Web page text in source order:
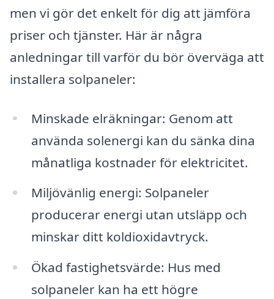
men vi gör det enkelt för dig att jämföra
priser och tjänster. Här är några
anledningar till varför du bör överväga att
installera solpaneler:
Minskade elräkningar: Genom att
använda solenergi kan du sänka dina
månatliga kostnader för elektricitet.
Miljövänlig energi: Solpaneler
producerar energi utan utsläpp och
minskar ditt koldioxidavtryck.
Ökad fastighetsvärde: Hus med
solpaneler kan ha ett högre